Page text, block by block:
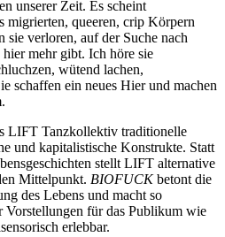
unserer Zeit. Es scheint
migrierten, queeren, crip Körpern
verloren, auf der Suche nach
hier mehr gibt. Ich höre sie
wütend lachen,
schaffen ein neues Hier und machen
LIFT Tanzkollektiv traditionelle
und kapitalistische Konstrukte. Statt
stellt LIFT alternative
Mittelpunkt. BIOFUCKbetont die
des Lebens und macht so
Vorstellungen für das Publikum wie
erlebbar.